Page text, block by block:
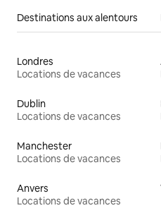
Destinations aux alentours
Londres
Locations de vacances
Dublin
Locations de vacances
Manchester
Locations de vacances
Anvers
Locations de vacances